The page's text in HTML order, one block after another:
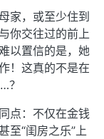
家，或至少住到
你交往过的前上
以置信的是，她
！这真的不是在
？
点：不仅在金钱
至“闺房之乐”上